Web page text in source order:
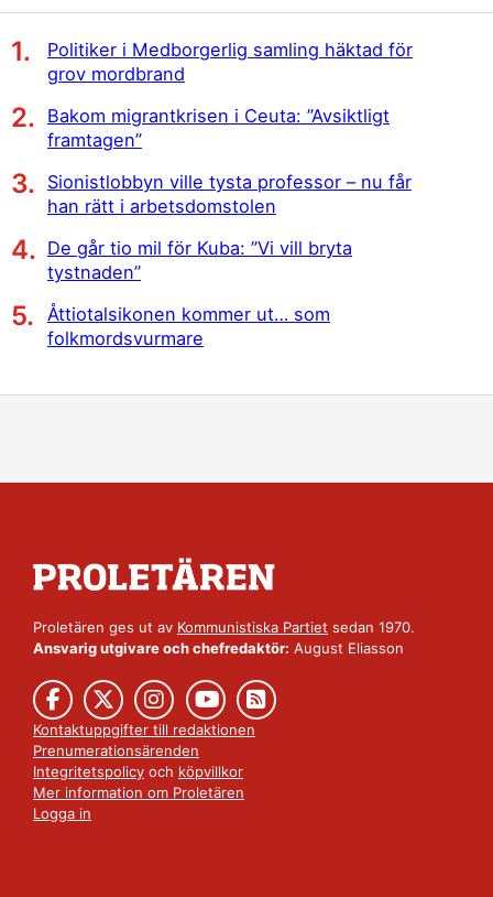
Politiker i Medborgerlig samling häktad för
grov mordbrand
Bakom migrantkrisen i Ceuta: ”Avsiktligt
framtagen”
Sionistlobbyn ville tysta professor – nu får
han rätt i arbetsdomstolen
De går tio mil för Kuba: ”Vi vill bryta
tystnaden”
Åttiotalsikonen kommer ut… som
folkmordsvurmare
Proletären ges ut av Kommunistiska Partiet sedan 1970.
Ansvarig utgivare och chefredaktör: August Eliasson
Kontaktuppgifter till redaktionen
Prenumerationsärenden
Integritetspolicy och köpvillkor
Mer information om Proletären
Logga in